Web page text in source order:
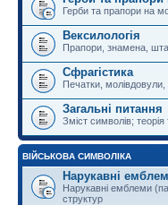
Герби та прапори на
Вексилологія
Прапори, знамена,
Сфрагістика
Печатки,
Загальні питання
Зміст символів;
ВІЙСЬКОВА СИМВОЛІКА
Нарукавні
Нарукавні емблеми
структур